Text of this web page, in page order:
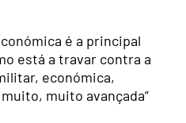
é a principal
está a travar contra a
económica,
muito avançada”